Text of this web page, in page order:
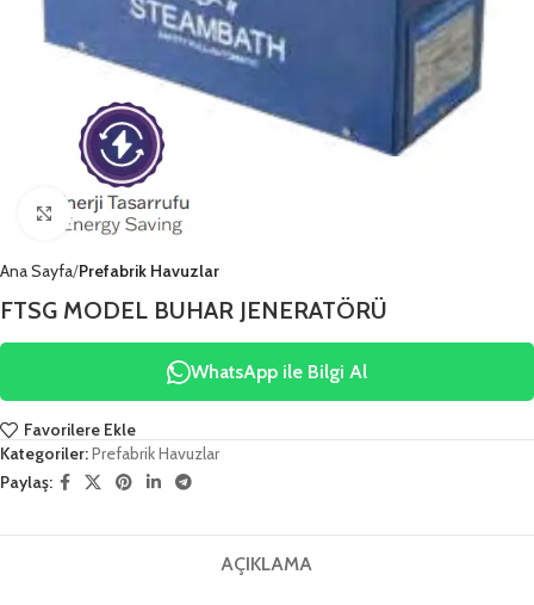
Click to enlarge
Ana Sayfa Prefabrik Havuzlar
FTSG MODEL BUHAR JENERATÖRÜ
WhatsApp ile Bilgi Al
Favorilere Ekle
Kategoriler:Prefabrik Havuzlar
Paylaş:
AÇIKLAMA